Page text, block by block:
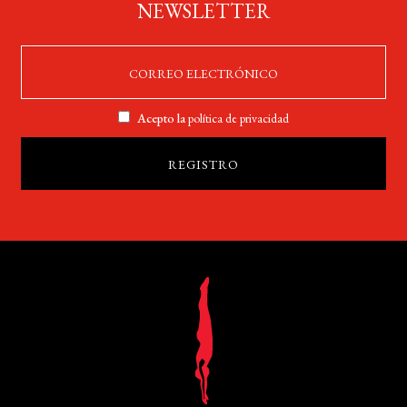
NEWSLETTER
Acepto lapolítica de privacidad